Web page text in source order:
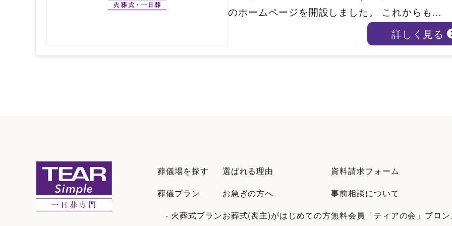
のホームページを開設しました。 これからも...
詳しく見る
葬儀場を探す
葬儀プラン
- 火葬式プラン
選ばれる理由
お急ぎの方へ
お葬式(喪主)がはじめての方
資料請求フォーム
事前相談について
無料会員「ティアの会」ブロ